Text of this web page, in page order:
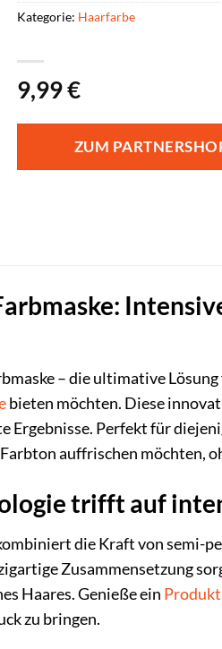
9,99€
ZUM
Kategorie: Haarfarbe
– die ultimative
bieten möchten. Diese
Ergebnisse. Perfekt für
auffrischen möchten,
trifft auf
die Kraft von semi-
Zusammensetzung
Haares. Genieße ein Produkt
zu bringen.